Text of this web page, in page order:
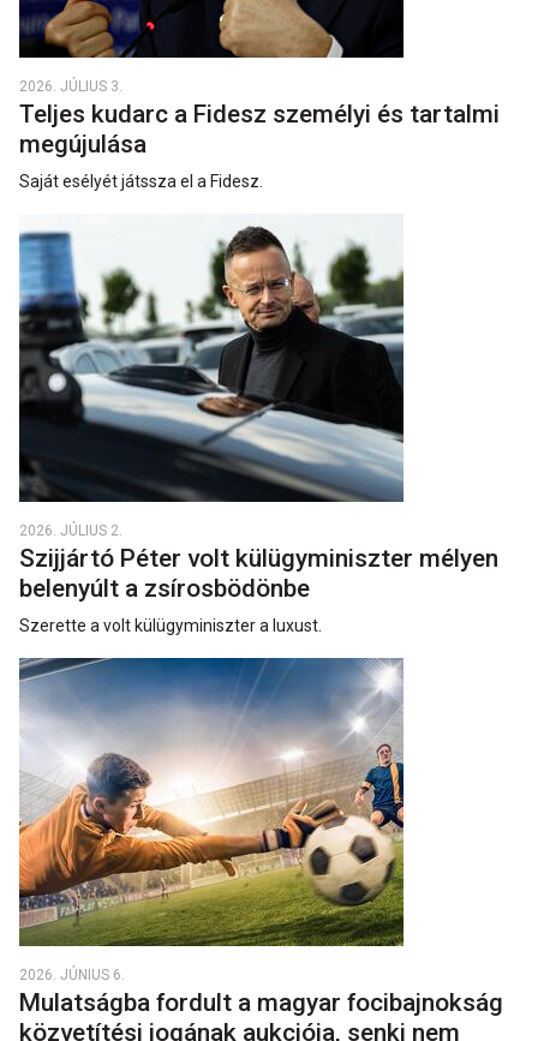
2026. JÚLIUS 3.
Teljes kudarc a Fidesz személyi és tartalmi
megújulása
Saját esélyét játssza el a Fidesz.
2026. JÚLIUS 2.
Szijjártó Péter volt külügyminiszter mélyen
belenyúlt a zsírosbödönbe
Szerette a volt külügyminiszter a luxust.
2026. JÚNIUS 6.
Mulatságba fordult a magyar focibajnokság
közvetítési jogának aukciója, senki nem